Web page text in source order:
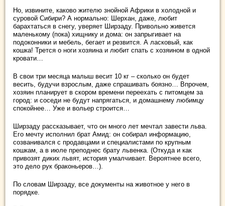
Но, извините, каково жителю знойной Африки в холодной и
суровой Сибири? А нормально: Шерхан, даже, любит
барахтаться в снегу, уверяет Ширзаду. Привольно живется
маленькому (пока) хищнику и дома: он запрыгивает на
подоконники и мебель, бегает и резвится. А ласковый, как
кошка! Трется о ноги хозяина и любит спать с хозяином в одной
кровати…
В свои три месяца малыш весит 10 кг – сколько он будет
весить, будучи взрослым, даже спрашивать боязно… Впрочем,
хозяин планирует в скором времени переехать с питомцем за
город: и соседи не будут напрягаться, и домашнему любимцу
спокойнее… Уже и вольер строится…
Ширзаду рассказывает, что он много лет мечтал завести льва.
Его мечту исполнил брат Амид: он собирал информацию,
созванивался с продавцами и специалистами по крупным
кошкам, а в июле преподнес брату львенка. (Откуда и как
привозят диких львят, история умалчивает. Вероятнее всего,
это дело рук браконьеров…).
По словам Ширзаду, все документы на животное у него в
порядке.